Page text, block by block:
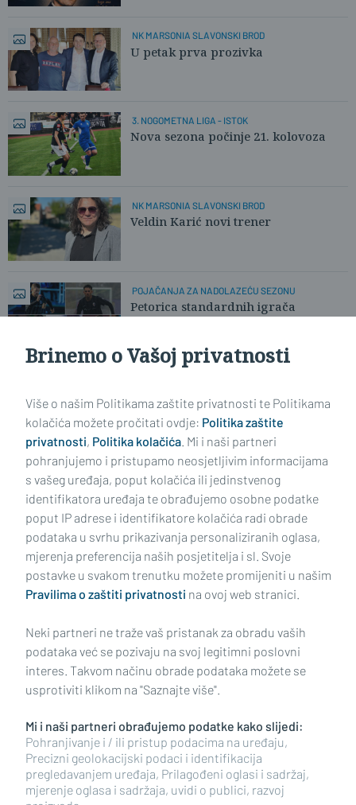
NK MARSONIA SLAVONSKI BROD
U petak prva prozivka
3. NOGOMETNA LIGA - ISTOK
Nova sezona počinje 21. kolovoza
NK MARSONIA SLAVONSKI BROD
Veldin Karić novi trener
POJAČANJA ZA NADOLAZEĆU SEZONU
Petorica standardnih igrača
Impressum Uvjeti korištenja Politika privatnosti
Politika kolačića Kontakt Pritužbe Suradnici
Oglašavanje
RUBRIKE
BRODSKO-POSAVSKA ŽUPANIJA
POŽEŠKO-SLAVONSKA ŽUPANIJA
Brinemo o Vašoj privatnosti
Više o našim Politikama zaštite privatnosti te Politikama
kolačića možete pročitati ovdje: Politika zaštite
privatnosti, Politika kolačića. Mi i naši partneri
pohranjujemo i pristupamo neosjetljivim informacijama
s vašeg uređaja, poput kolačića ili jedinstvenog
identifikatora uređaja te obrađujemo osobne podatke
poput IP adrese i identifikatore kolačića radi obrade
podataka u svrhu prikazivanja personaliziranih oglasa,
mjerenja preferencija naših posjetitelja i sl. Svoje
postavke u svakom trenutku možete promijeniti u našim
Pravilima o zaštiti privatnosti na ovoj web stranici.
Neki partneri ne traže vaš pristanak za obradu vaših
podataka već se pozivaju na svoj legitimni poslovni
interes. Takvom načinu obrade podataka možete se
usprotiviti klikom na "Saznajte više".
Mi i naši partneri obrađujemo podatke kako slijedi:
Pohranjivanje i / ili pristup podacima na uređaju,
Precizni geolokacijski podaci i identifikacija
pregledavanjem uređaja, Prilagođeni oglasi i sadržaj,
mjerenje oglasa i sadržaja, uvidi o publici, razvoj